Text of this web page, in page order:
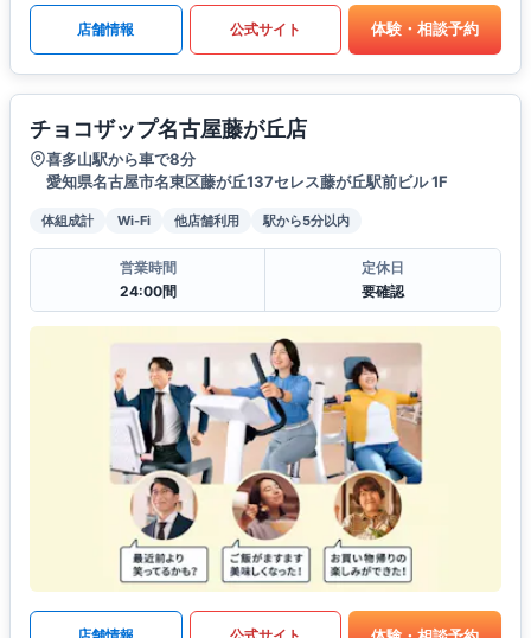
店舗情報 公式サイト 体験・相談予約
チョコザップ名古屋藤が丘店
喜多山駅から車で8分
愛知県名古屋市名東区藤が丘137セレス藤が丘駅前ビル 1F
体組成計 Wi-Fi 他店舗利用 駅から5分以内
営業時間
24:00間
定休日
要確認